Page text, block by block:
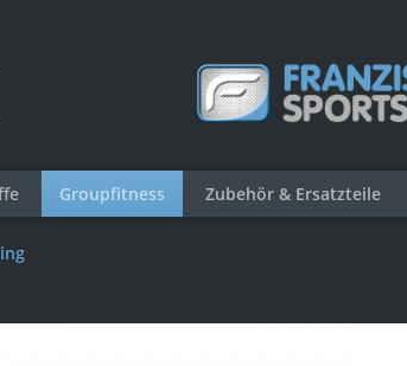
Groupfitness Zubehör & Ersatzteile